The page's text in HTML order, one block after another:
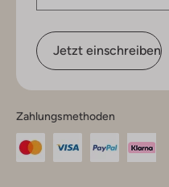
Jetzt einschreiben
Zahlungsmethoden